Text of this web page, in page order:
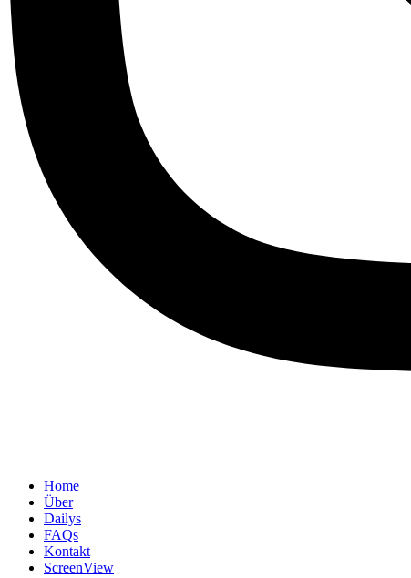
Home
Über
Dailys
FAQs
Kontakt
ScreenView